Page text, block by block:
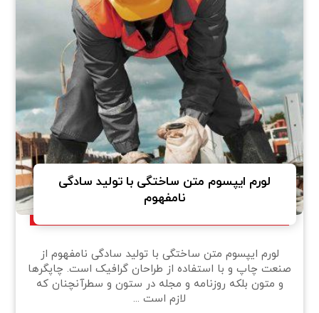
لورم ایپسوم متن ساختگی با تولید سادگی
نامفهوم
لورم ایپسوم متن ساختگی با تولید سادگی نامفهوم از
صنعت چاپ و با استفاده از طراحان گرافیک است. چاپگرها
و متون بلکه روزنامه و مجله در ستون و سطرآنچنان که
لازم است ...